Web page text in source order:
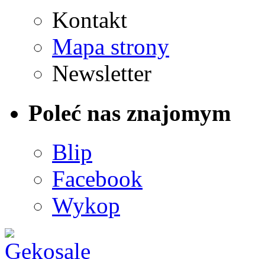
Kontakt
Mapa strony
Newsletter
Poleć nas znajomym
Blip
Facebook
Wykop